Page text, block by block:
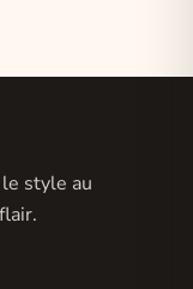
style au